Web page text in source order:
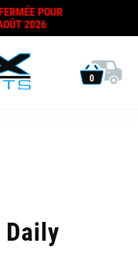
POUR
2026
0
Daily